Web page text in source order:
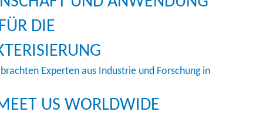
DIE
Experten aus Industrie und Forschung in
US WORLDWIDE